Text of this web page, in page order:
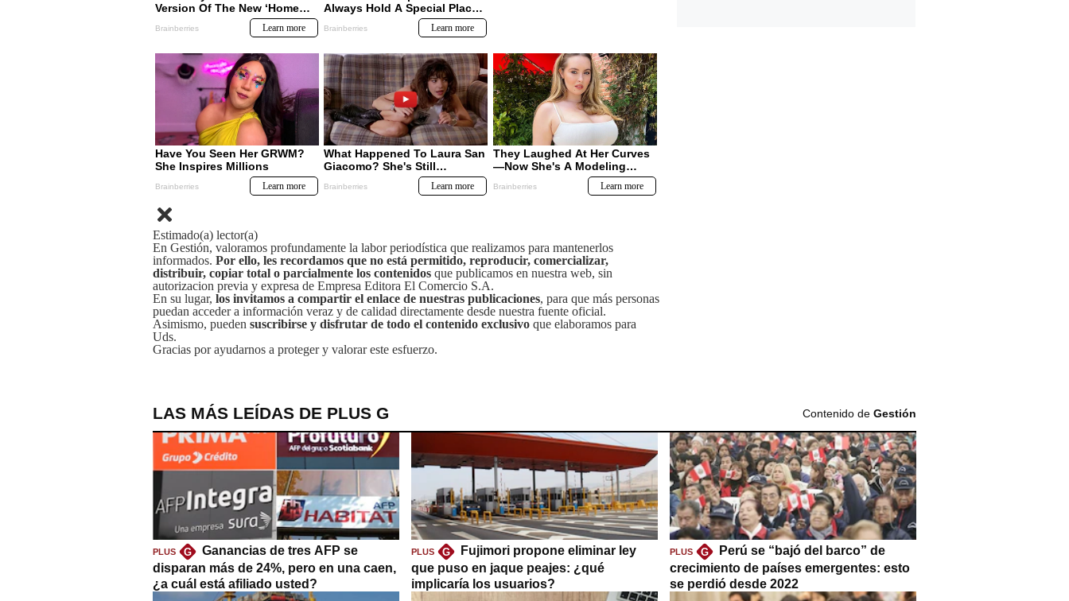
Estimado(a) lector(a)
En Gestión, valoramos profundamente la labor periodística que realizamos para mantenerlos
informados. Por ello, les recordamos que no está permitido, reproducir, comercializar,
distribuir, copiar total o parcialmente los contenidos que publicamos en nuestra web, sin
autorizacion previa y expresa de Empresa Editora El Comercio S.A.
En su lugar, los invitamos a compartir el enlace de nuestras publicaciones, para que más personas
puedan acceder a información veraz y de calidad directamente desde nuestra fuente oficial.
Asimismo, pueden suscribirse y disfrutar de todo el contenido exclusivo que elaboramos para
Uds.
Gracias por ayudarnos a proteger y valorar este esfuerzo.
LAS MÁS LEÍDAS DE PLUS G Contenido de Gestión
PLUS G
Ganancias de tres AFP se
disparan más de 24%, pero en una caen,
¿a cuál está afiliado usted?
PLUS G
Fujimori propone eliminar ley
que puso en jaque peajes: ¿qué
implicaría los usuarios?
PLUS G
Perú se “bajó del barco” de
crecimiento de países emergentes: esto
se perdió desde 2022